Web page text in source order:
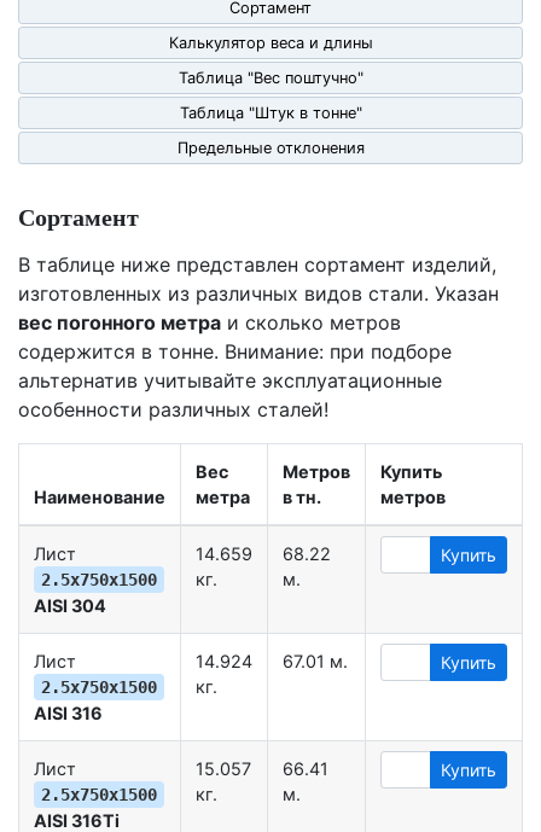
Сортамент
Калькулятор веса и длины
Таблица "Вес поштучно"
Таблица "Штук в тонне"
Предельные отклонения
Сортамент
В таблице ниже представлен сортамент изделий,
изготовленных из различных видов стали. Указан
вес погонного метра и сколько метров
содержится в тонне. Внимание: при подборе
альтернатив учитывайте эксплуатационные
особенности различных сталей!
Наименование
Вес
метра
Метров
в тн.
Купить
метров
Лист
2.5х750х1500
AISI 304
14.659
кг.
68.22
м.
Купить
Лист
2.5х750х1500
AISI 316
14.924
кг.
67.01 м. Купить
Лист
2.5х750х1500
AISI 316Ti
15.057
кг.
66.41
м.
Купить